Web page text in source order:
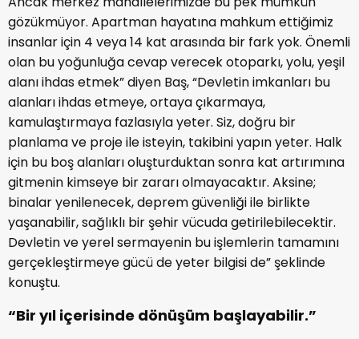
gözükmüyor. Apartman hayatına mahkum ettiğimiz
insanlar için 4 veya 14 kat arasında bir fark yok. Önemli
olan bu yoğunluğa cevap verecek otoparkı, yolu, yeşil
alanı ihdas etmek” diyen Baş, “Devletin imkanları bu
alanları ihdas etmeye, ortaya çıkarmaya,
kamulaştırmaya fazlasıyla yeter. Siz, doğru bir
planlama ve proje ile isteyin, takibini yapın yeter. Halk
için bu boş alanları oluşturduktan sonra kat artırımına
gitmenin kimseye bir zararı olmayacaktır. Aksine;
binalar yenilenecek, deprem güvenliği ile birlikte
yaşanabilir, sağlıklı bir şehir vücuda getirilebilecektir.
Devletin ve yerel sermayenin bu işlemlerin tamamını
gerçekleştirmeye gücü de yeter bilgisi de” şeklinde
konuştu.
“Bir yıl içerisinde dönüşüm başlayabilir.”